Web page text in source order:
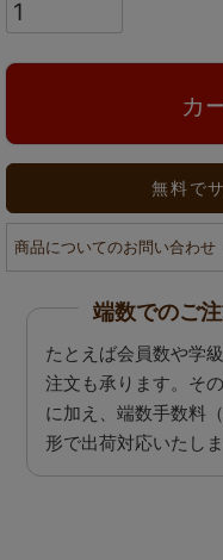
カ
無料で
商品についてのお問い合わせ
端数でのご
たとえば会員数や学
注文も承ります。そ
に加え、端数手数料
形で出荷対応いたしま